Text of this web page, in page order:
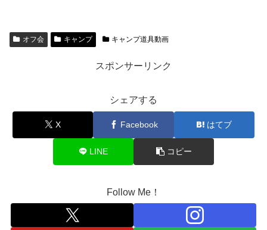
オフ会 キャンプ キャンプ道具動画
スポンサーリンク
シェアする
X Facebook はてブ
LINE コピー
Follow Me！